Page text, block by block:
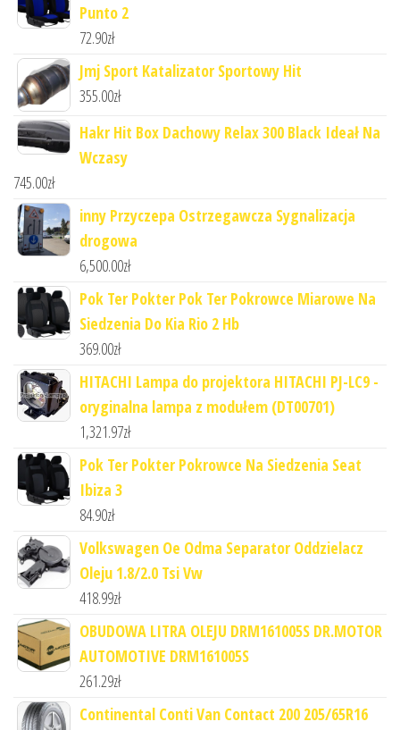
Punto 2
72.90zł
Jmj Sport Katalizator Sportowy Hit
355.00zł
Hakr Hit Box Dachowy Relax 300 Black Ideał Na
Wczasy
745.00zł
inny Przyczepa Ostrzegawcza Sygnalizacja
drogowa
6,500.00zł
Pok Ter Pokter Pok Ter Pokrowce Miarowe Na
Siedzenia Do Kia Rio 2 Hb
369.00zł
HITACHI Lampa do projektora HITACHI PJ-LC9 -
oryginalna lampa z modułem (DT00701)
1,321.97zł
Pok Ter Pokter Pokrowce Na Siedzenia Seat
Ibiza 3
84.90zł
Volkswagen Oe Odma Separator Oddzielacz
Oleju 1.8/2.0 Tsi Vw
418.99zł
OBUDOWA LITRA OLEJU DRM161005S DR.MOTOR
AUTOMOTIVE DRM161005S
261.29zł
Continental Conti Van Contact 200 205/65R16